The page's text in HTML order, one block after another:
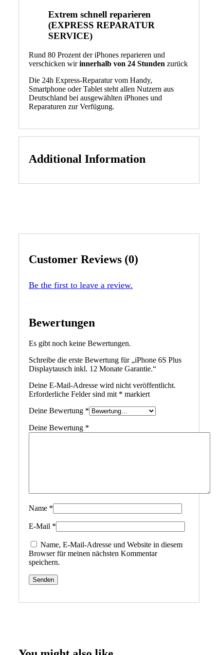
Extrem schnell reparieren
(EXPRESS REPARATUR
SERVICE)
Rund 80 Prozent der iPhones reparieren und
verschicken wirinnerhalb von 24 Stunden zurück
Die 24h Express-Reparatur vom Handy,
Smartphone oder Tablet steht allen Nutzern aus
Deutschland bei ausgewählten iPhones und
Reparaturen zur Verfügung.
Additional Information
Customer Reviews (0)
Be the first to leave a review.
Bewertungen
Es gibt noch keine Bewertungen.
Schreibe die erste Bewertung für „iPhone 6S Plus
Displaytausch inkl. 12 Monate Garantie.“
Deine E-Mail-Adresse wird nicht veröffentlicht.
Erforderliche Felder sind mit * markiert
Deine Bewertung *
Deine Bewertung *
Name *
E-Mail *
Name, E-Mail-Adresse und Website in diesem
Browser für meinen nächsten Kommentar
speichern.